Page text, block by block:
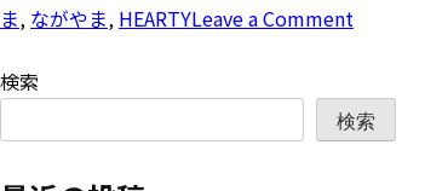
ま, ながやま, HEARTYLeave a Comment
検索
検索